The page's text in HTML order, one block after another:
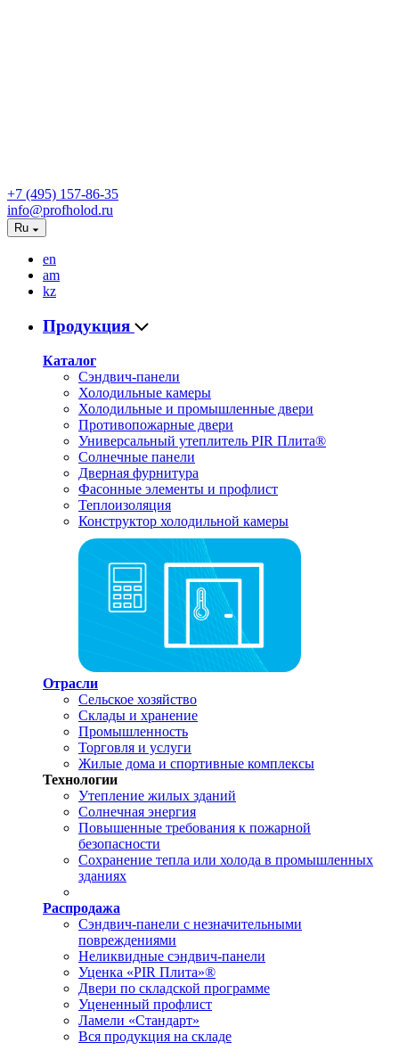
+7 (495) 157-86-35
info@profholod.ru
Ru
en
am
kz
Продукция
Каталог
Сэндвич-панели
Холодильные камеры
Холодильные и промышленные двери
Противопожарные двери
Универсальный утеплитель PIR Плита®
Солнечные панели
Дверная фурнитура
Фасонные элементы и профлист
Теплоизоляция
Конструктор холодильной камеры
Отрасли
Сельское хозяйство
Склады и хранение
Промышленность
Торговля и услуги
Жилые дома и спортивные комплексы
Технологии
Утепление жилых зданий
Солнечная энергия
Повышенные требования к пожарной
безопасности
Сохранение тепла или холода в промышленных
зданиях
Распродажа
Сэндвич-панели с незначительными
повреждениями
Неликвидные сэндвич-панели
Уценка «PIR Плита»®
Двери по складской программе
Уцененный профлист
Ламели «Стандарт»
Вся продукция на складе